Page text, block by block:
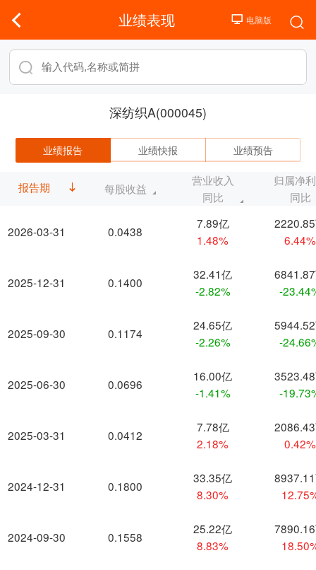
业绩表现
深纺织A(000045)
业绩报告 业绩快报 业绩预告
报告期
2026-03-31
2025-12-31
2025-09-30
2025-06-30
2025-03-31
2024-12-31
2024-09-30
每股收益
营业收入
同比
归属净
同比
0.0438
7.89亿
1.48%
6.44%
0.1400
32.41亿
-2.82%
-
0.1174
24.65亿
-2.26%
-
0.0696
16.00亿
-1.41%
-
0.0412
7.78亿
2.18%
0.42%
0.1800
33.35亿
8.30%
0.1558
25.22亿
8.83%